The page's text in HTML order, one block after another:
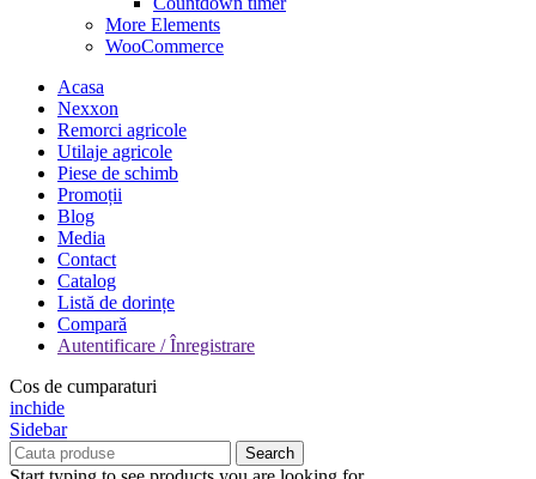
More Elements
WooCommerce
Acasa
Nexxon
Remorci agricole
Utilaje agricole
Piese de schimb
Promoții
Blog
Media
Contact
Catalog
Listă de dorințe
Compară
Autentificare / Înregistrare
Cos de cumparaturi
inchide
Sidebar
Search